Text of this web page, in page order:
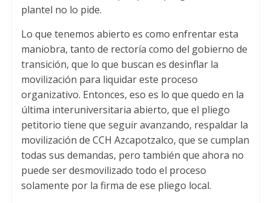
plantel no lo pide.
Lo que tenemos abierto es como enfrentar esta
maniobra, tanto de rectoría como del gobierno de
transición, que lo que buscan es desinflar la
movilización para liquidar este proceso
organizativo. Entonces, eso es lo que quedo en la
última interuniversitaria abierto, que el pliego
petitorio tiene que seguir avanzando, respaldar la
movilización de CCH Azcapotzalco, que se cumplan
todas sus demandas, pero también que ahora no
puede ser desmovilizado todo el proceso
solamente por la firma de ese pliego local.